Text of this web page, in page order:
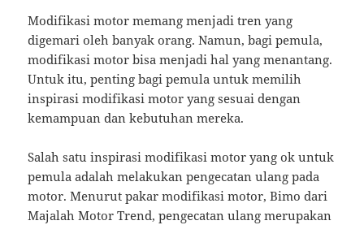
Modifikasi motor memang menjadi tren yang
digemari oleh banyak orang. Namun, bagi pemula,
modifikasi motor bisa menjadi hal yang menantang.
Untuk itu, penting bagi pemula untuk memilih
inspirasi modifikasi motor yang sesuai dengan
kemampuan dan kebutuhan mereka.
Salah satu inspirasi modifikasi motor yang ok untuk
pemula adalah melakukan pengecatan ulang pada
motor. Menurut pakar modifikasi motor, Bimo dari
Majalah Motor Trend, pengecatan ulang merupakan